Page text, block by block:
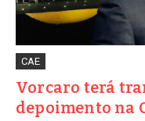
CAE
Vorcaro terá
depoimento na